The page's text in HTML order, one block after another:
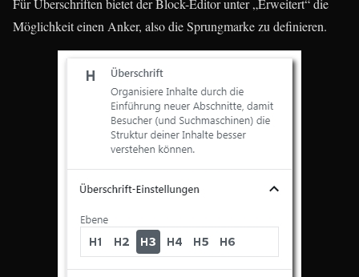
Für Überschriften bietet der Block-Editor unter „Erweitert“ die
Möglichkeit einen Anker, also die Sprungmarke zu definieren.